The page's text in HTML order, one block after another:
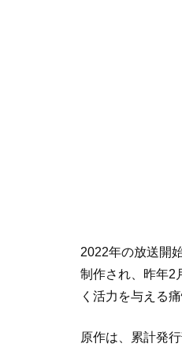
2022年の放送開
制作され、昨年2
く活力を与える
原作は、累計発